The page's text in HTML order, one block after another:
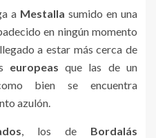
a Mestalla sumido en una
en ningún momento
a estar más cerca de
europeas que las de un
bien se encuentra
azulón.
, los de Bordalás